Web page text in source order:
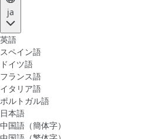
ja
英語
スペイン語
ドイツ語
フランス語
イタリア語
ポルトガル語
日本語
中国語（簡体字）